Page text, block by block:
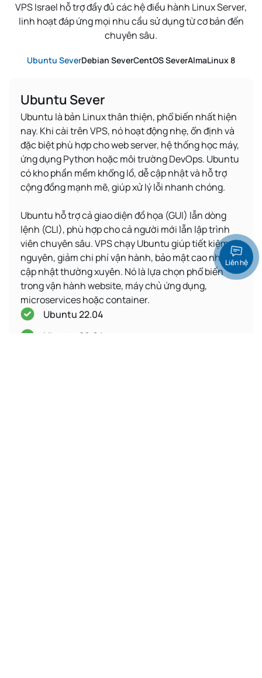
VPS Israel hỗ trợ đầy đủ các hệ điều hành Linux Server,
linh hoạt đáp ứng mọi nhu cầu sử dụng từ cơ bản đến
chuyên sâu.
Ubuntu SeverDebian SeverCentOS SeverAlmaLinux 8
Ubuntu Sever
Ubuntu là bản Linux thân thiện, phổ biến nhất hiện
nay. Khi cài trên VPS, nó hoạt động nhẹ, ổn định và
đặc biệt phù hợp cho web server, hệ thống học máy,
ứng dụng Python hoặc môi trường DevOps. Ubuntu
có kho phần mềm khổng lồ, dễ cập nhật và hỗ trợ
cộng đồng mạnh mẽ, giúp xử lý lỗi nhanh chóng.
Ubuntu hỗ trợ cả giao diện đồ họa (GUI) lẫn dòng
lệnh (CLI), phù hợp cho cả người mới lẫn lập trình
viên chuyên sâu. VPS chạy Ubuntu giúp tiết kiệm tài
nguyên, giảm chi phí vận hành, bảo mật cao nhờ
cập nhật thường xuyên. Nó là lựa chọn phổ biến
trong vận hành website, máy chủ ứng dụng,
microservices hoặc container.
Ubuntu 22.04
Ubuntu 20.04
Liên hệ